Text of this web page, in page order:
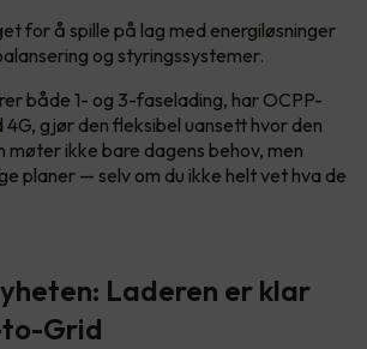
for å spille på lag med energiløsninger
og styringssystemer.
både 1- og 3-faselading, har OCPP-
gjør den fleksibel uansett hvor den
møter ikke bare dagens behov, men
planer — selv om du ikke helt vet hva de
Laderen er klar
Grid